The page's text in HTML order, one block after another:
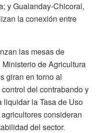
y Gualanday-Chicoral,
la conexión entre
las mesas de
de Agricultura
giran en torno al
del contrabando y
liquidar la Tasa de Uso
consideran
del sector.